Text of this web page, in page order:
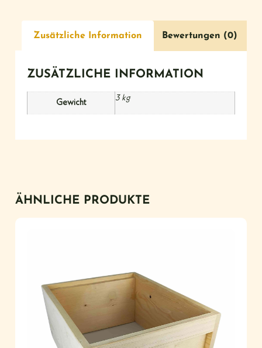
Zusätzliche Information Bewertungen (0)
ZUSÄTZLICHE INFORMATION
Gewicht
3 kg
ÄHNLICHE PRODUKTE